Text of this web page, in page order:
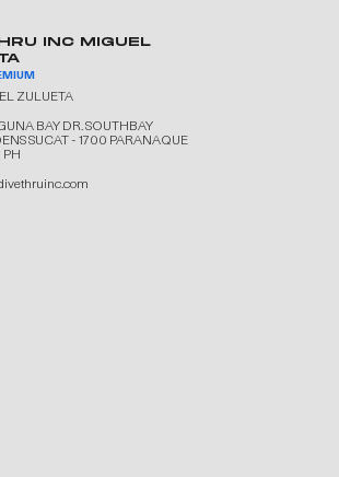
INC MIGUEL
ZULUETA
BAY DR. SOUTHBAY
SUCAT - 1700 PARANAQUE
PH